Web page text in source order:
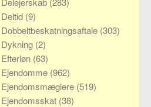
Deltid (9)
Dobbeltbeskatningsaftale (303)
Dykning (2)
Efterløn (63)
Ejendomme (962)
Ejendomsmæglere (519)
Ejendomsskat (38)